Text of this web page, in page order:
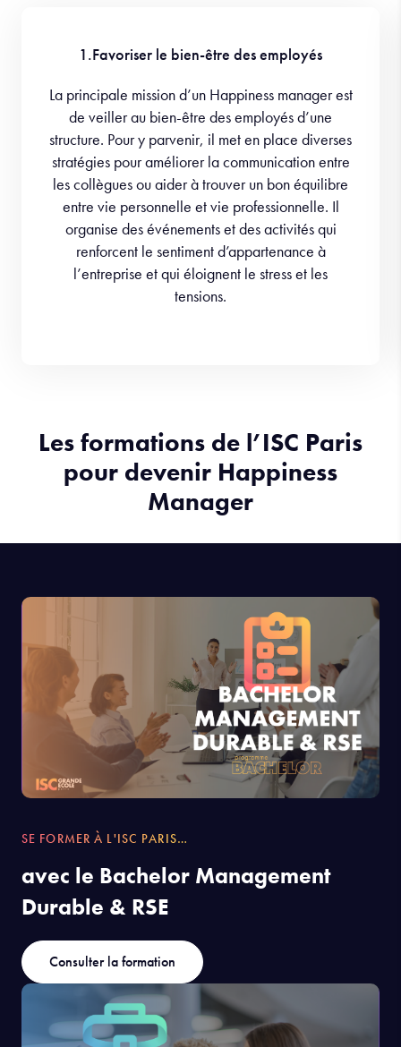
1.Favoriser le bien-être des employés
La principale mission d’un Happiness manager est
de veiller au bien-être des employés d’une
structure. Pour y parvenir, il met en place diverses
stratégies pour améliorer la communication entre
les collègues ou aider à trouver un bon équilibre
entre vie personnelle et vie professionnelle. Il
organise des événements et des activités qui
renforcent le sentiment d’appartenance à
l’entreprise et qui éloignent le stress et les
tensions.
Les formations de l’ISC Paris
pour devenir Happiness
Manager
SE FORMER À L'ISC PARIS…
avec le Bachelor Management
Durable & RSE
Consulter la formation